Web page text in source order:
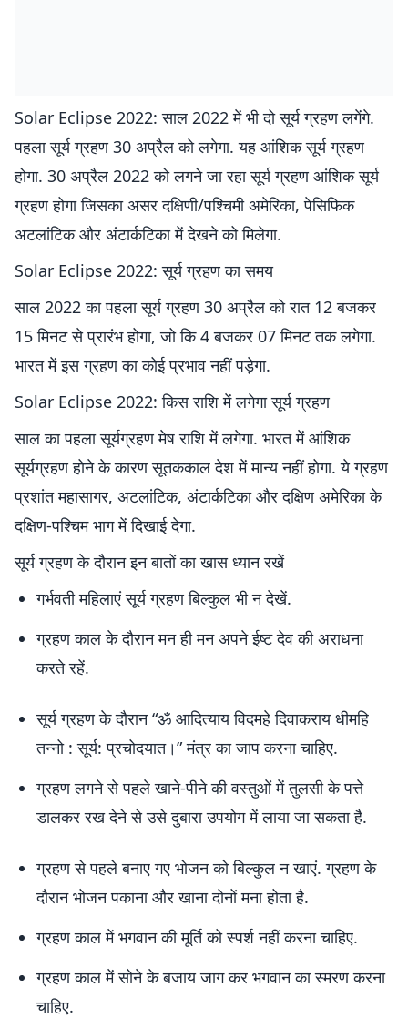
Solar Eclipse 2022: साल 2022 में भी दो सूर्य ग्रहण लगेंगे.
पहला सूर्य ग्रहण 30 अप्रैल को लगेगा. यह आंशिक सूर्य ग्रहण
होगा. 30 अप्रैल 2022 को लगने जा रहा सूर्य ग्रहण आंशिक सूर्य
ग्रहण होगा जिसका असर दक्षिणी/पश्चिमी अमेरिका, पेसिफिक
अटलांटिक और अंटार्कटिका में देखने को मिलेगा.
Solar Eclipse 2022: सूर्य ग्रहण का समय
साल 2022 का पहला सूर्य ग्रहण 30 अप्रैल को रात 12 बजकर
15 मिनट से प्रारंभ होगा, जो कि 4 बजकर 07 मिनट तक लगेगा.
भारत में इस ग्रहण का कोई प्रभाव नहीं पड़ेगा.
Solar Eclipse 2022: किस राशि में लगेगा सूर्य ग्रहण
साल का पहला सूर्यग्रहण मेष राशि में लगेगा. भारत में आंशिक
सूर्यग्रहण होने के कारण सूतककाल देश में मान्य नहीं होगा. ये ग्रहण
प्रशांत महासागर, अटलांटिक, अंटार्कटिका और दक्षिण अमेरिका के
दक्षिण-पश्चिम भाग में दिखाई देगा.
सूर्य ग्रहण के दौरान इन बातों का खास ध्यान रखें
गर्भवती महिलाएं सूर्य ग्रहण बिल्कुल भी न देखें.
ग्रहण काल के दौरान मन ही मन अपने ईष्ट देव की अराधना
करते रहें.
सूर्य ग्रहण के दौरान “ॐ आदित्याय विदमहे दिवाकराय धीमहि
तन्नो : सूर्य: प्रचोदयात।” मंत्र का जाप करना चाहिए.
ग्रहण लगने से पहले खाने-पीने की वस्तुओं में तुलसी के पत्ते
डालकर रख देने से उसे दुबारा उपयोग में लाया जा सकता है.
ग्रहण से पहले बनाए गए भोजन को बिल्कुल न खाएं. ग्रहण के
दौरान भोजन पकाना और खाना दोनों मना होता है.
ग्रहण काल में भगवान की मूर्ति को स्पर्श नहीं करना चाहिए.
ग्रहण काल में सोने के बजाय जाग कर भगवान का स्मरण करना
चाहिए.